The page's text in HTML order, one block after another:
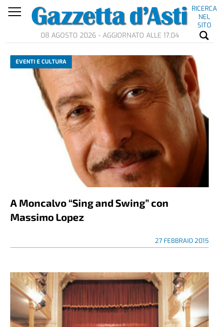
RICERCA
NEL
SITO
08 AGOSTO 2026 - AGGIORNATO ALLE 17.04
EVENTI E CULTURA
A Moncalvo “Sing and Swing” con
Massimo Lopez
27 FEBBRAIO 2015